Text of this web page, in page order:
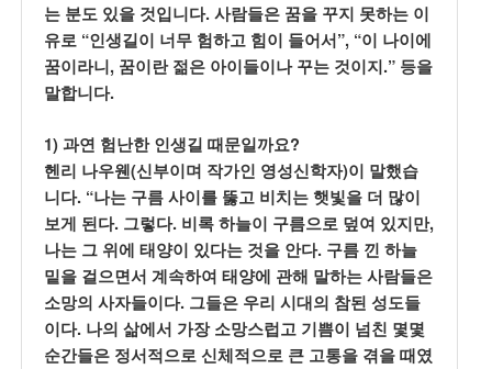
는 분도 있을 것입니다. 사람들은 꿈을 꾸지 못하는 이
유로 “인생길이 너무 험하고 힘이 들어서 ”, “이 나이에
꿈이라니 , 꿈이란 젊은 아이들이나 꾸는 것이지 .” 등을
말합니다.
1) 과연 험난한 인생길 때문일까요?
헨리 나우웬 (신부이며 작가인 영성신학자)이 말했습
니다. “나는 구름 사이를 뚫고 비치는 햇빛을 더 많이
보게 된다. 그렇다. 비록 하늘이 구름으로 덮여 있지만,
나는 그 위에 태양이 있다는 것을 안다. 구름 낀 하늘
밑을 걸으면서 계속하여 태양에 관해 말하는 사람들은
소망의 사자들이다. 그들은 우리 시대의 참된 성도들
이다. 나의 삶에서 가장 소망스럽고 기쁨이 넘친 몇몇
순간들은 정서적으로 신체적으로 큰 고통을 겪을 때였